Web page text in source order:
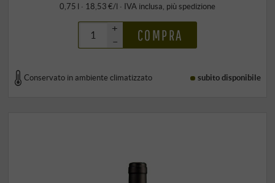
0,75 l · 18,53 €/l · IVA inclusa , più spedizione
+
–
COMPRA
Conservato in ambiente climatizzato subito disponibile